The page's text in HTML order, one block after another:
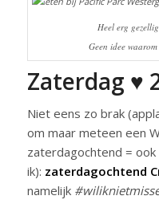
Heel erg
Geen idee
Zaterdag ♥
Niet eens zo brak
om maar meteen een
zaterdagochtend =
ik): zaterdagochtend
namelijk